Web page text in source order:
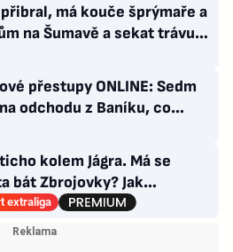
má kouče šprýmaře a
na Šumavě a sekat trávu
Gump
přestupy ONLINE: Sedm
odchodu z Baníku, co
kolem Nombila?
kolem Jágra. Má se
bát Zbrojovky? Jak
Pardubice
extraliga